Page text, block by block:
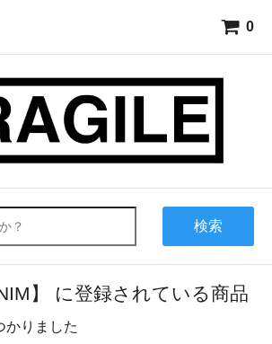
0
検索
】 に登録されている商品
かりました